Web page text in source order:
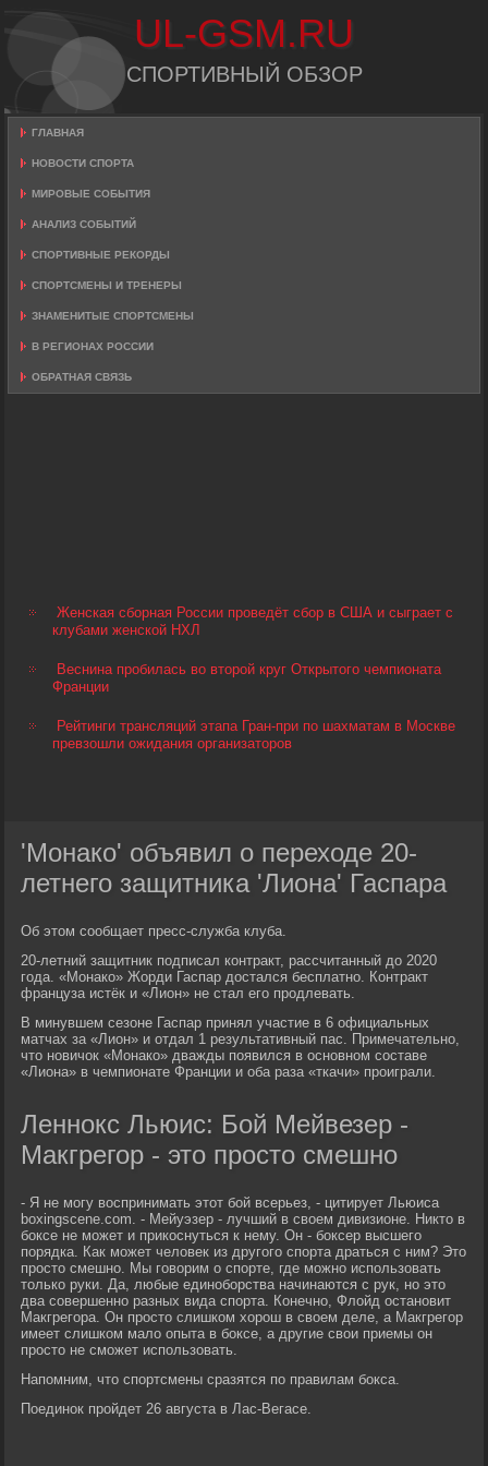
UL-GSM.RU
СПОРТИВНЫЙ ОБЗОР
ГЛАВНАЯ
НОВОСТИ СПОРТА
МИРОВЫЕ СОБЫТИЯ
АНАЛИЗ СОБЫТИЙ
СПОРТИВНЫЕ РЕКОРДЫ
СПОРТСМЕНЫ И ТРЕНЕРЫ
ЗНАМЕНИТЫЕ СПОРТСМЕНЫ
В РЕГИОНАХ РОССИИ
ОБРАТНАЯ СВЯЗЬ
Женская сборная России проведёт сбор в США и сыграет с
клубами женской НХЛ
Веснина пробилась во второй круг Открытого чемпионата
Франции
Рейтинги трансляций этапа Гран-при по шахматам в Москве
превзошли ожидания организаторов
'Монако' объявил о переходе 20-
летнего защитника 'Лиона' Гаспара
Об этом сообщает пресс-служба клуба.
20-летний защитник подписал контракт, рассчитанный до 2020
года. «Монако» Жорди Гаспар достался бесплатно. Контракт
француза истёк и «Лион» не стал его продлевать.
В минувшем сезоне Гаспар принял участие в 6 официальных
матчах за «Лион» и отдал 1 результативный пас. Примечательно,
что новичок «Монако» дважды появился в основном составе
«Лиона» в чемпионате Франции и оба раза «ткачи» проиграли.
Леннокс Льюис: Бой Мейвезер -
Макгрегор - это просто смешно
- Я не могу воспринимать этот бой всерьез, - цитирует Льюиса
boxingscene.com. - Мейуэзер - лучший в своем дивизионе. Никто в
боксе не может и прикоснуться к нему. Он - боксер высшего
порядка. Как может человек из другого спорта драться с ним? Это
просто смешно. Мы говорим о спорте, где можно использовать
только руки. Да, любые единоборства начинаются с рук, но это
два совершенно разных вида спорта. Конечно, Флойд остановит
Макгрегора. Он просто слишком хорош в своем деле, а Макгрегор
имеет слишком мало опыта в боксе, а другие свои приемы он
просто не сможет использовать.
Напомним, что спортсмены сразятся по правилам бокса.
Поединок пройдет 26 августа в Лас-Вегасе.